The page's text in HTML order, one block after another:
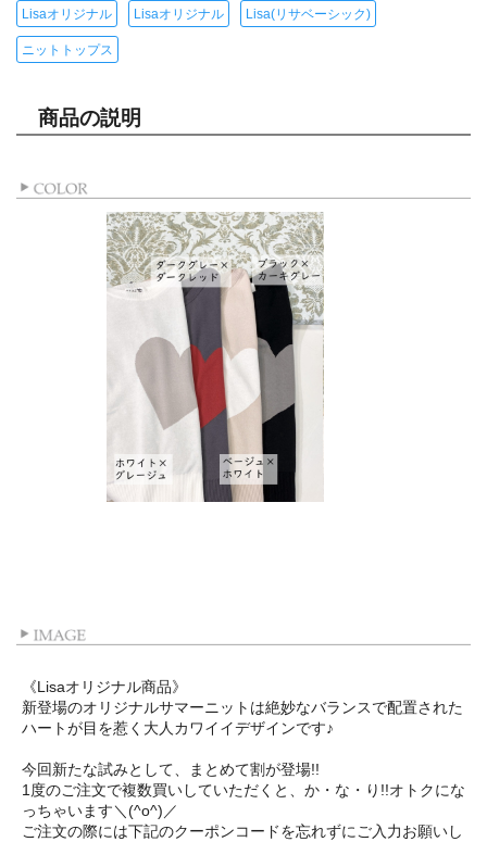
Lisaオリジナル Lisaオリジナル Lisa(リサベーシック)
ニットトップス
商品の説明
《Lisaオリジナル商品》
新登場のオリジナルサマーニットは絶妙なバランスで配置された
ハートが目を惹く大人カワイイデザインです♪
今回新たな試みとして、まとめて割が登場!!
1度のご注文で複数買いしていただくと、か・な・り!!オトクにな
っちゃいます＼(^o^)／
ご注文の際には下記のクーポンコードを忘れずにご入力お願いし